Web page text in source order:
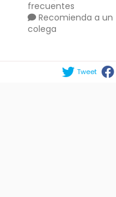
frecuentes
Recomienda a un
colega
Tweet